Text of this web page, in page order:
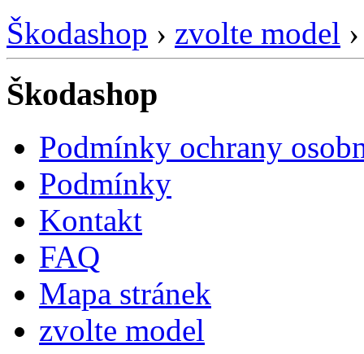
Škodashop › zvolte model
Škodashop
Podmínky ochrany
Podmínky
Kontakt
FAQ
Mapa stránek
zvolte model